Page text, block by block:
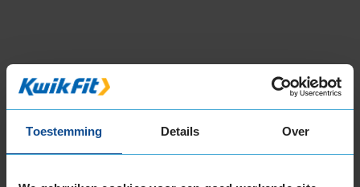
Toestemming Details Over
Bandenmontagepakketten
Kies je
bandenmaat omvang (inch)